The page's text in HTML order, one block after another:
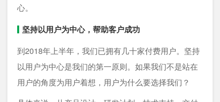
心。
坚持以用户为中心，帮助客户成功
到2018年上半年，我们已拥有几十家付费用户。坚持
以用户为中心是我们的第一原则。如果我们不是站在
用户的角度为用户着想，用户为什么要选择我们？